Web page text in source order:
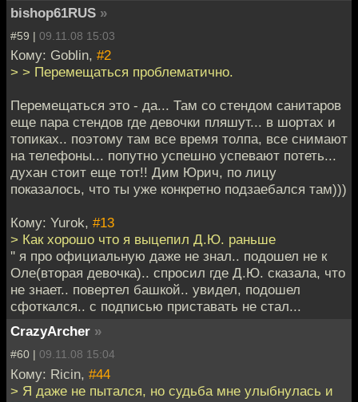
bishop61RUS »
#59 | 09.11.08 15:03
Кому: Goblin, #2
> > Перемещаться проблематично.
Перемещаться это - да... Там со стендом санитаров
еще пара стендов где девочки пляшут... в шортах и
топиках.. поэтому там все время толпа, все снимают
на телефоны... попутно успешно успевают потеть...
духан стоит еще тот!! Дим Юрич, по лицу
показалось, что ты уже конкретно подзаебался там)))
Кому: Yurok, #13
> Как хорошо что я выцепил Д.Ю. раньше
'' я про официальную даже не знал.. подошел не к
Оле(вторая девочка).. спросил где Д.Ю. сказала, что
не знает.. повертел башкой.. увидел, подошел
сфоткался.. с подписью приставать не стал...
CrazyArcher »
#60 | 09.11.08 15:04
Кому: Ricin, #44
> Я даже не пытался, но судьба мне улыбнулась и